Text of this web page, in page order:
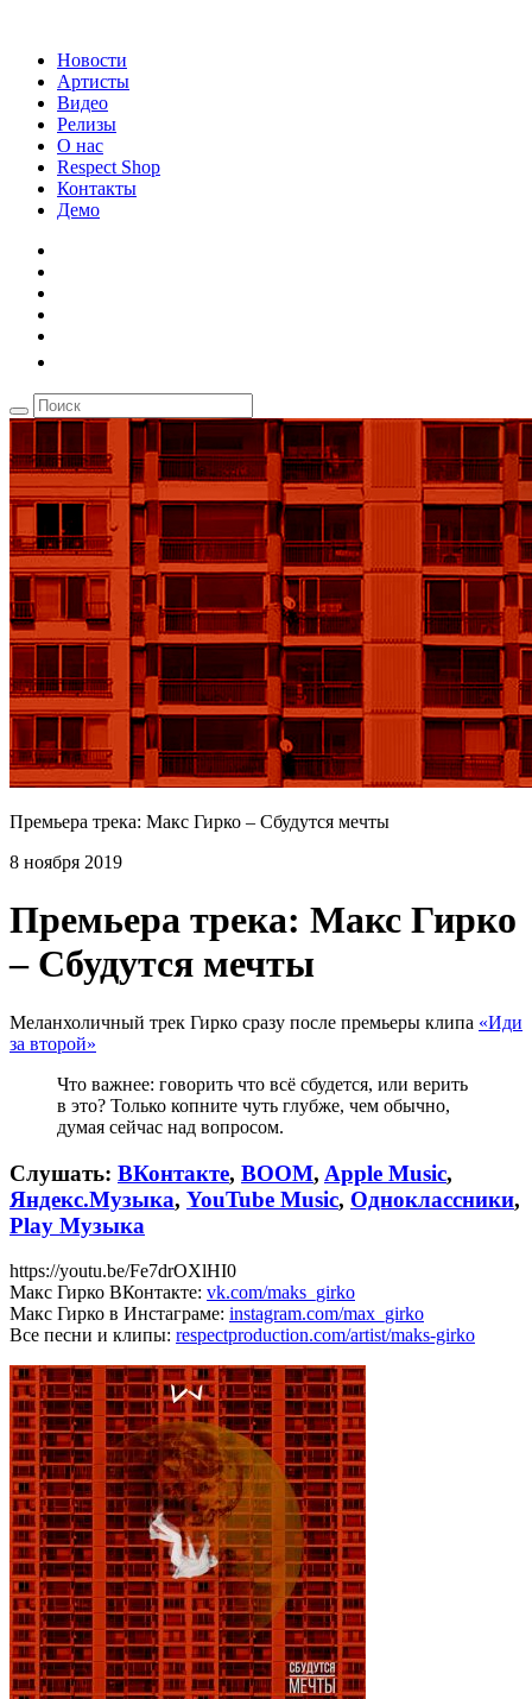
Новости
Артисты
Видео
Релизы
О нас
Respect Shop
Контакты
Демо
Премьера трека: Макс Гирко – Сбудутся мечты
8 ноября 2019
Премьера трека: Макс Гирко
– Сбудутся мечты
Меланхоличный трек Гирко сразу после премьеры клипа «Иди
за второй»
Что важнее: говорить что всё сбудется, или верить
в это? Только копните чуть глубже, чем обычно,
думая сейчас над вопросом.
Слушать: ВКонтакте, BOOM, Apple Music,
Яндекс.Музыка, YouTube Music, Одноклассники,
Play Музыка
https://youtu.be/Fe7drOXlHI0
Макс Гирко ВКонтакте: vk.com/maks_girko
Макс Гирко в Инстаграме: instagram.com/max_girko
Все песни и клипы: respectproduction.com/artist/maks-girko